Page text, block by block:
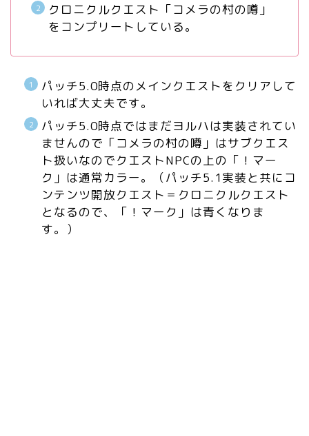
クロニクルクエスト「コメラの村の噂」
をコンプリートしている。
パッチ5.0時点のメインクエストをクリアして
いれば大丈夫です。
パッチ5.0時点ではまだヨルハは実装されてい
ませんので「コメラの村の噂」はサブクエス
ト扱いなのでクエストNPCの上の「！マー
ク」は通常カラー。（パッチ5.1実装と共にコ
ンテンツ開放クエスト＝クロニクルクエスト
となるので、「！マーク」は青くなりま
す。）